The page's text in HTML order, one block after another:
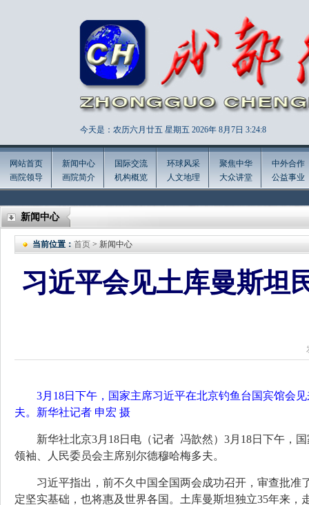
今天是：农历六月廿五 星期五 2026年 8月7日 3:24:9
网站首页
画院领导
新闻中心
画院简介
国际交流
机构概览
环球风采
人文地理
聚焦中华
大众讲堂
中外合作
公益事业
新闻中心
当前位置： 首页 > 新闻中心
习近平会见土库曼斯坦
3月18日下午，国家主席习近平在北京钓鱼台国宾馆会
夫。新华社记者 申宏 摄
新华社北京3月18日电（记者 冯歆然）3月18日下午，
领袖、人民委员会主席别尔德穆哈梅多夫。
习近平指出，前不久中国全国两会成功召开，审查批准
定坚实基础，也将惠及世界各国。土库曼斯坦独立35年来